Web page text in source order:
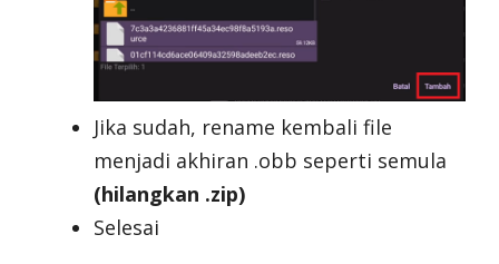
Jika sudah, rename kembali file
menjadi akhiran .obb seperti semula
(hilangkan .zip)
Selesai